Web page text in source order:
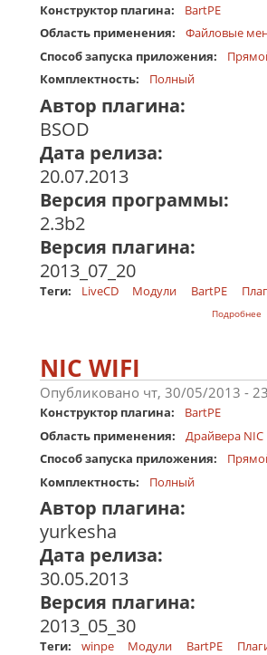
Конструктор плагина:
BartPE
Область применения:
Файловые
Способ запуска приложения:
Комплектность:
Полный
Автор плагина:
BSOD
Дата релиза:
20.07.2013
Версия программы:
2.3b2
Версия плагина:
2013_07_20
Теги: LiveCD Модули BartPE
Подробнее
NIC WIFI
Опубликовано чт, 30/05/2013 -
Конструктор плагина:
BartPE
Область применения:
Драйвера NIC
Способ запуска приложения:
Комплектность:
Полный
Автор плагина:
yurkesha
Дата релиза:
30.05.2013
Версия плагина:
2013_05_30
Теги: winpe Модули BartPE